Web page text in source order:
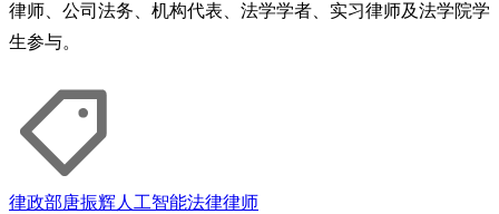
律师、公司法务、机构代表、法学学者、实习律师及法学院学
生参与。
律政部唐振辉 人工智能法律律师